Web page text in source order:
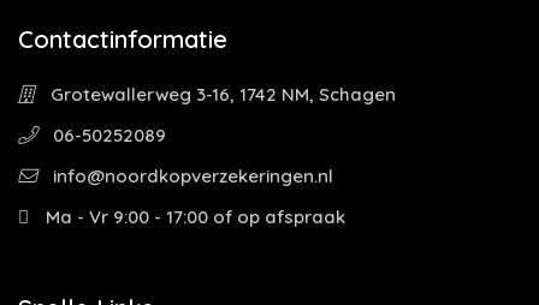
Contactinformatie
Grotewallerweg 3-16, 1742 NM, Schagen
06-50252089
info@noordkopverzekeringen.nl
Ma - Vr 9:00 - 17:00 of op afspraak